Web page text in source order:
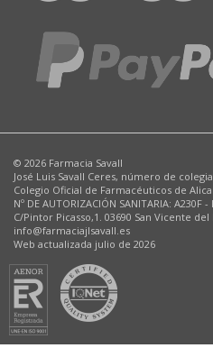
© 2026 Farmacia Savall
José Luis Savall Ceres, número de
Colegio Oficial de Farmacéuticos de
Nº DE AUTORIZACIÓN SANITARIA: A230F
C/Pintor Picasso,1. 03690 San Vicente del
info@farmaciajlsavall.es
Web actualizada julio de 2026